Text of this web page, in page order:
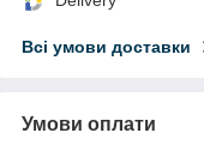
Всі умови доставки
Умови оплати